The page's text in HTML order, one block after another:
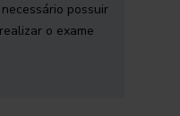
possuir
o exame